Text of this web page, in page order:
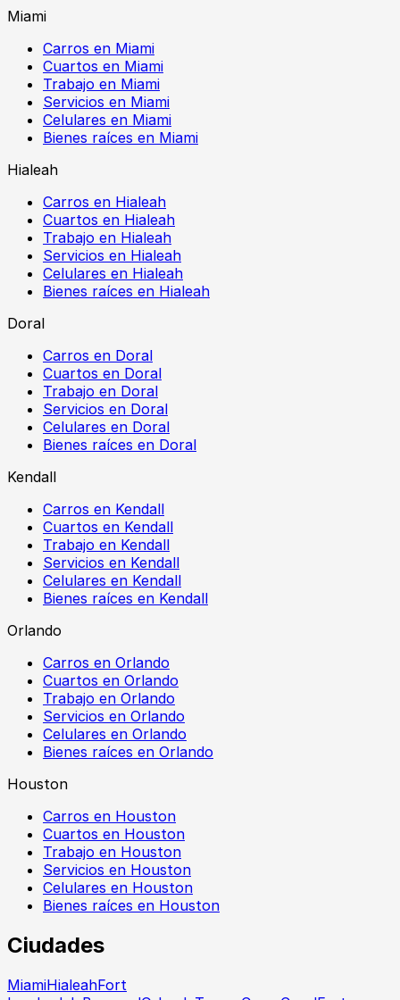
Miami
Carros en Miami
Cuartos en Miami
Trabajo en Miami
Servicios en Miami
Celulares en Miami
Bienes raíces en Miami
Hialeah
Carros en Hialeah
Cuartos en Hialeah
Trabajo en Hialeah
Servicios en Hialeah
Celulares en Hialeah
Bienes raíces en Hialeah
Doral
Carros en Doral
Cuartos en Doral
Trabajo en Doral
Servicios en Doral
Celulares en Doral
Bienes raíces en Doral
Kendall
Carros en Kendall
Cuartos en Kendall
Trabajo en Kendall
Servicios en Kendall
Celulares en Kendall
Bienes raíces en Kendall
Orlando
Carros en Orlando
Cuartos en Orlando
Trabajo en Orlando
Servicios en Orlando
Celulares en Orlando
Bienes raíces en Orlando
Houston
Carros en Houston
Cuartos en Houston
Trabajo en Houston
Servicios en Houston
Celulares en Houston
Bienes raíces en Houston
Ciudades
MiamiHialeahFort